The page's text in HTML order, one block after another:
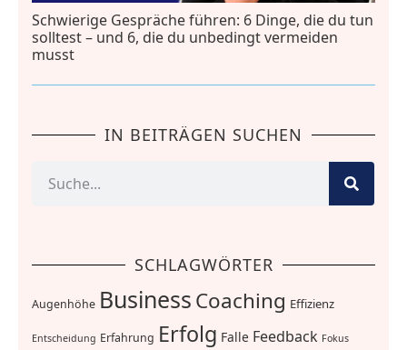
Schwierige Gespräche führen: 6 Dinge, die du tun
solltest – und 6, die du unbedingt vermeiden
musst
IN BEITRÄGEN SUCHEN
SCHLAGWÖRTER
Augenhöhe BusinessCoaching Effizienz
Entscheidung Erfahrung Erfolg Falle Feedback Fokus